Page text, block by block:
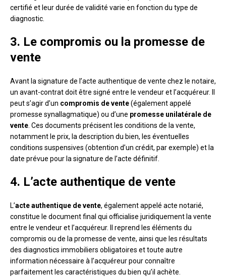
certifié et leur durée de validité varie en fonction du type de
diagnostic.
3. Le compromis ou la promesse de
vente
Avant la signature de l’acte authentique de vente chez le notaire,
un avant-contrat doit être signé entre le vendeur et l’acquéreur. Il
peut s’agir d’un compromis de vente(également appelé
promesse synallagmatique) ou d’une promesse unilatérale de
vente . Ces documents précisent les conditions de la vente,
notamment le prix, la description du bien, les éventuelles
conditions suspensives (obtention d’un crédit, par exemple) et la
date prévue pour la signature de l’acte définitif.
4. L’acte authentique de vente
L’acte authentique de vente, également appelé acte notarié,
constitue le document final qui officialise juridiquement la vente
entre le vendeur et l’acquéreur. Il reprend les éléments du
compromis ou de la promesse de vente, ainsi que les résultats
des diagnostics immobiliers obligatoires et toute autre
information nécessaire à l’acquéreur pour connaître
parfaitement les caractéristiques du bien qu’il achète.